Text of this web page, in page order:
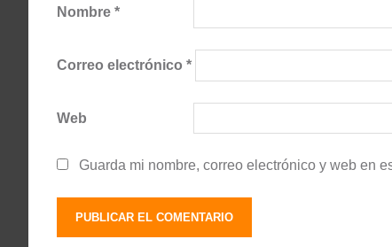
Nombre *
Correo electrónico *
Web
Guarda mi nombre, correo electrónico y web en